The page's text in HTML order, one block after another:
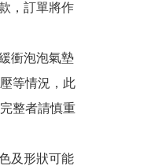
，訂單將作
衝泡泡氣墊
等情況，此
整者請慎重
及形狀可能